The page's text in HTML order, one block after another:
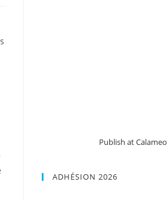
Publish at Calameo
ADHÉSION 2026